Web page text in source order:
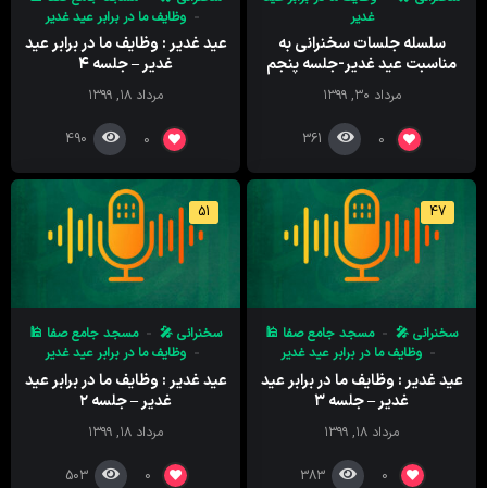
غدیر
سلسله جلسات سخنرانی به
مناسبت عید غدیر-جلسه پنجم
مرداد ۳۰, ۱۳۹۹
0
361
وظایف ما در برابر عید غدیر
عید غدیر : وظایف ما در برابر عید
غدیر – جلسه ۴
مرداد ۱۸, ۱۳۹۹
0
490
47
سخنرانی 🎤
مسجد جامع صفا 🕌
وظایف ما در برابر عید غدیر
عید غدیر : وظایف ما در برابر عید
غدیر – جلسه ۳
مرداد ۱۸, ۱۳۹۹
0
383
51
سخنرانی 🎤
مسجد جامع صفا 🕌
وظایف ما در برابر عید غدیر
عید غدیر : وظایف ما در برابر عید
غدیر – جلسه ۲
مرداد ۱۸, ۱۳۹۹
0
503